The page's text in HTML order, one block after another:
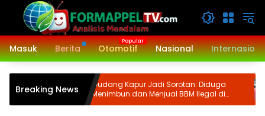
Langsung
konten
Masuk
Berita Otomotif Nasional
Breaking NewsGudang Kapur Jadi Sorotan: Diduga
Menimbun dan Menjual BBM Ilegal di
Gabion Belawan, Kasatreskrim Polres